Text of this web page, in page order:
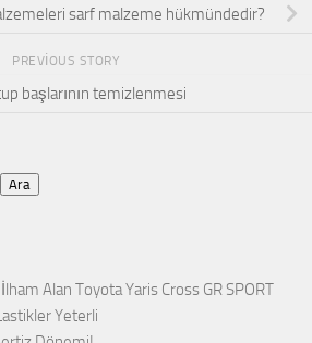
sarf malzeme hükmündedir?
PREVIOUS STORY
başlarının temizlenmesi
Ara
Alan Toyota Yaris Cross GR SPORT
Yeterli